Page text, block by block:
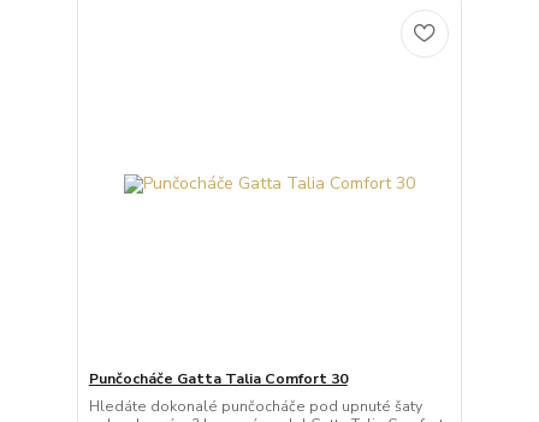
Punčocháče Gatta Talia Comfort 30
Hledáte dokonalé punčocháče pod upnuté šaty